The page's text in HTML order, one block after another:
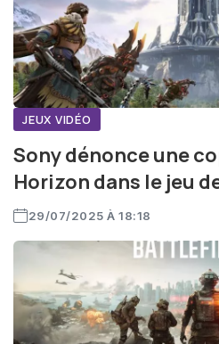
JEUX VIDÉO
Sony dénonce une
Horizon dans le jeu
29/07/2025 À 18:18